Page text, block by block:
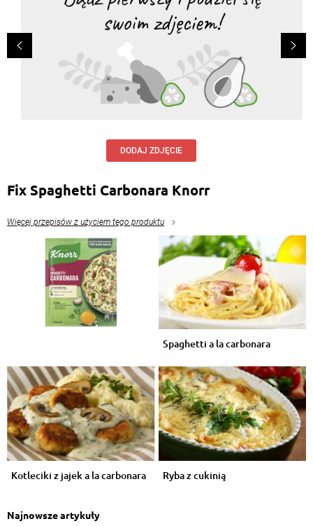
DODAJ ZDJĘCIE
Fix Spaghetti Carbonara Knorr
Więcej przepisów z użyciem tego produktu
Spaghetti a la carbonara
Kotleciki z jajek a la carbonara Ryba z cukinią
Najnowsze artykuły